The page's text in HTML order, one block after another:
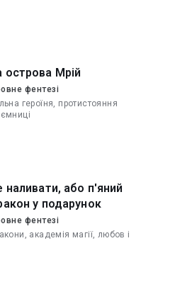
острова Мрій
фентезі
героїня, протистояння
наливати, або п'яний
у подарунок
фентезі
академія магії, любов і